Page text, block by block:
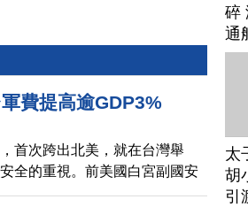
費提高逾GDP3%
首次跨出北美，就在台灣舉
全的重視。前美國白宮副國安
認同中華民國總統賴清德提高
碎
通
太
胡
引